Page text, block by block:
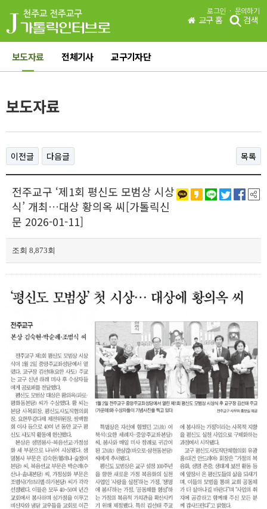
로그인 · 문의하기
교구 홈 검색
보도자료 전체기사 교구기자단
보도자료
이전글 다음글 목록
전주교구 ‘제1회 평신도 모범상 시상
식’ 개최…대상 황의옥 씨[가톨릭신
문 2026-01-11]
조회 8,873회